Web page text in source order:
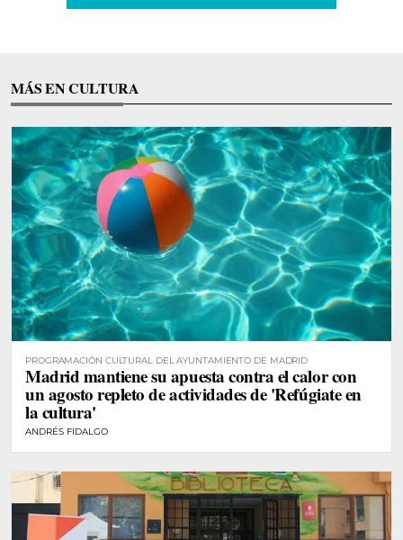
MÁS EN CULTURA
PROGRAMACIÓN CULTURAL DEL AYUNTAMIENTO DE MADRID
Madrid mantiene su apuesta contra el calor con
un agosto repleto de actividades de 'Refúgiate en
la cultura'
ANDRÉS FIDALGO